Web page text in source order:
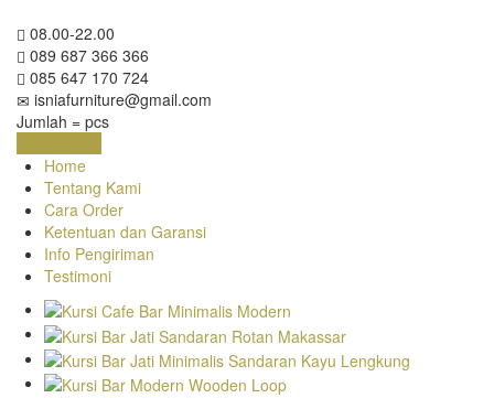
08.00-22.00
089 687 366 366
085 647 170 724
isniafurniture@gmail.com
Jumlah = pcs
Home
Tentang Kami
Cara Order
Ketentuan dan Garansi
Info Pengiriman
Testimoni